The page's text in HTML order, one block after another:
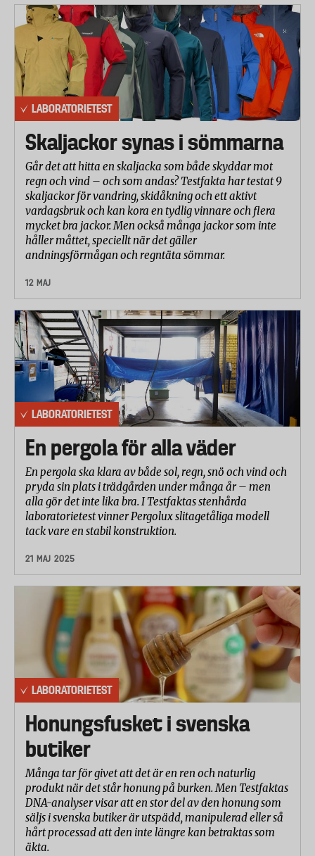
LABORATORIETEST
Skaljackor synas i sömmarna
Går det att hitta en skaljacka som både skyddar mot
regn och vind – och som andas? Testfakta har testat 9
skaljackor för vandring, skidåkning och ett aktivt
vardagsbruk och kan kora en tydlig vinnare och flera
mycket bra jackor. Men också många jackor som inte
håller måttet, speciellt när det gäller
andningsförmågan och regntäta sömmar.
12 MAJ
LABORATORIETEST
En pergola för alla väder
En pergola ska klara av både sol, regn, snö och vind och
pryda sin plats i trädgården under många år – men
alla gör det inte lika bra. I Testfaktas stenhårda
laboratorietest vinner Pergolux slitagetåliga modell
tack vare en stabil konstruktion.
21 MAJ 2025
LABORATORIETEST
Honungsfusket i svenska
butiker
Många tar för givet att det är en ren och naturlig
produkt när det står honung på burken. Men Testfaktas
DNA-analyser visar att en stor del av den honung som
säljs i svenska butiker är utspädd, manipulerad eller så
hårt processad att den inte längre kan betraktas som
äkta.